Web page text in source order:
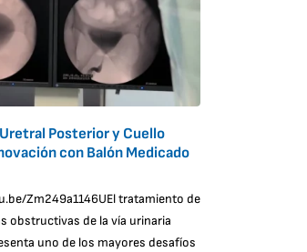
Posterior y Cuello
con Balón Medicado
Zm249a1146UEl tratamiento de
obstructivas de la vía urinaria
uno de los mayores desafíos